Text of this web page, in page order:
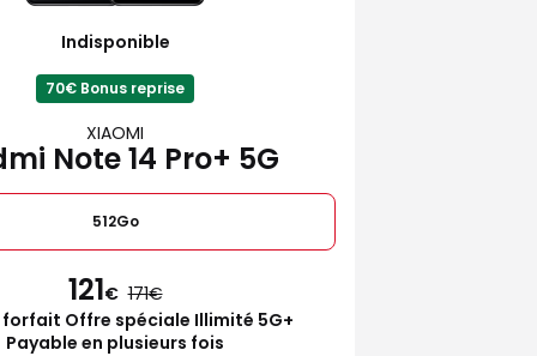
Indisponible
70€ Bonus reprise
XIAOMI
Note 14 Pro+ 5G
512Go
121€ 171
forfait Offre spéciale Illimité 5G+
Payable en plusieurs fois